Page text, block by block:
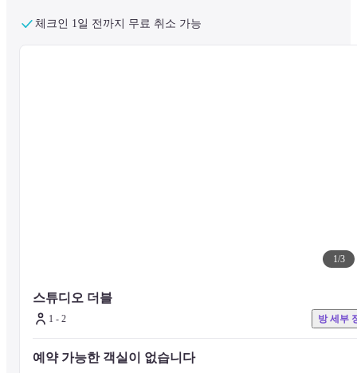
・엘리베이터: 아래 시간 동안 이용할 수 없습니다.
조식 7:00AM - 10:30AM (L.O.10:00AM)
중식 11:30AM - 3:00PM (L.O.2:30PM)
석식 5:30PM - 10:00PM (L.O.9:00PM)
평일: 1:00PM - 3:00PM
체크인 1일 전까지 무료 취소 가능
1/3
스튜디오 더블
1 - 2 방 세부
예약 가능한 객실이 없습니다